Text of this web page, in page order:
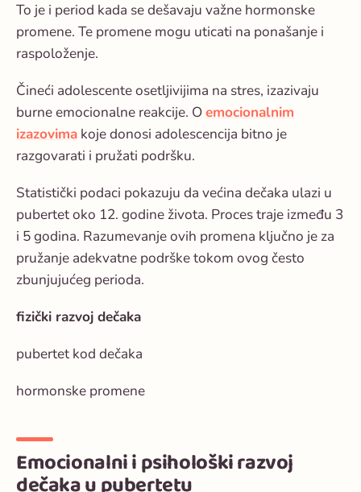
To je i period kada se dešavaju važne hormonske
promene. Te promene mogu uticati na ponašanje i
raspoloženje.
Čineći adolescente osetljivijima na stres, izazivaju
burne emocionalne reakcije. Oemocionalnim
izazovima koje donosi adolescencija bitno je
razgovarati i pružati podršku.
Statistički podaci pokazuju da većina dečaka ulazi u
pubertet oko 12. godine života. Proces traje između 3
i 5 godina. Razumevanje ovih promena ključno je za
pružanje adekvatne podrške tokom ovog često
zbunjujućeg perioda.
fizički razvoj dečaka
pubertet kod dečaka
hormonske promene
Emocionalni i psihološki razvoj
dečaka u pubertetu